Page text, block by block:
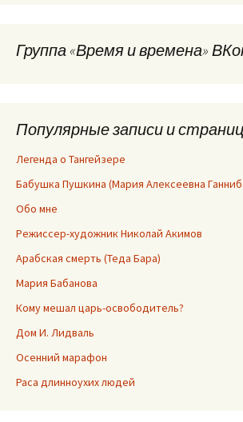
Группа «Время и времена»
Популярные записи и
Легенда о Тангейзере
Бабушка Пушкина (Мария Алексеевна
Обо мне
Режиссер-художник Николай Акимов
Арабская смерть (Теда Бара)
Мария Бабанова
Кому мешал царь-освободитель?
Дом И. Лидваль
Осенний марафон
Раса длинноухих людей